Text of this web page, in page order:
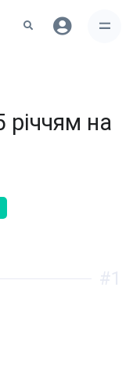
річчям на
#1